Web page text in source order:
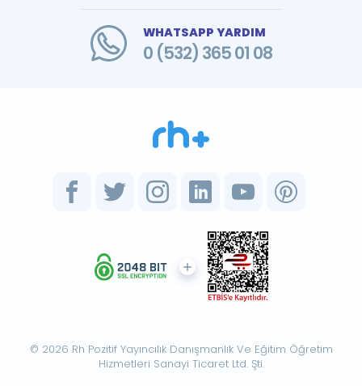
WHATSAPP YARDIM
0 (532) 365 01 08
© 2026 Rh Pozitif Yayıncılık Danışmanlık Ve Eğitim Öğretim
Hizmetleri Sanayi Ticaret Ltd. Şti.